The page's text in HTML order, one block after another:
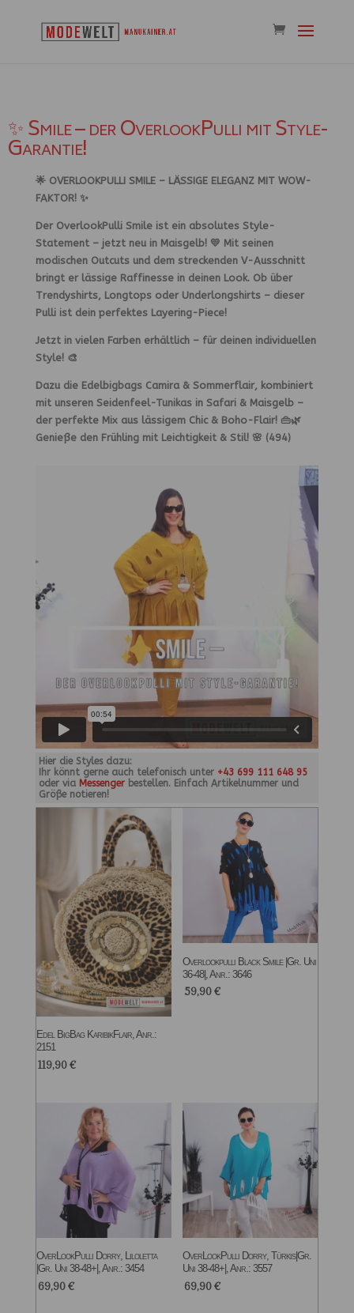
✨ Smile – der OverlookPulli mit Style-
Garantie!
🌟OVERLOOKPULLI SMILE – LÄSSIGE ELEGANZ MIT WOW-
FAKTOR! ✨
Der OverlookPulli Smileist ein absolutes Style-
Statement– jetzt neu in Maisgelb! 💛 Mit seinen
modischen Outcutsund dem streckenden V-Ausschnitt
bringt er lässige Raffinessein deinen Look. Ob über
Trendyshirts, Longtops oder Underlongshirts– dieser
Pulli ist dein perfektes Layering-Piece!
Jetzt in vielen Farben erhältlich – für deinen individuellen
Style!🎨
Dazu die Edelbigbags Camira & Sommerflair, kombiniert
mit unseren Seidenfeel-Tunikasin Safari & Maisgelb–
der perfekte Mix aus lässigem Chic & Boho-Flair! 👜🌿
Genieße den Frühling mit Leichtigkeit & Stil!🌸 (494)
Hier die Styles dazu:
Ihr könnt gerne auch telefonisch unter +43 699 111 648 95
oder via Messengerbestellen. Einfach Artikelnummer und
Größe notieren!
Edel BigBag KaribikFlair, Anr.:
2151
119,90€
Overlookpulli Black Smile |Gr. Uni
36-48|, Anr.: 3646
59,90€
OverLookPulli Dorry, Liloletta
|Gr. Uni 38-48+|, Anr.: 3454
69,90€
OverLookPulli Dorry, Türkis|Gr.
Uni 38-48+|, Anr.: 3557
69,90€